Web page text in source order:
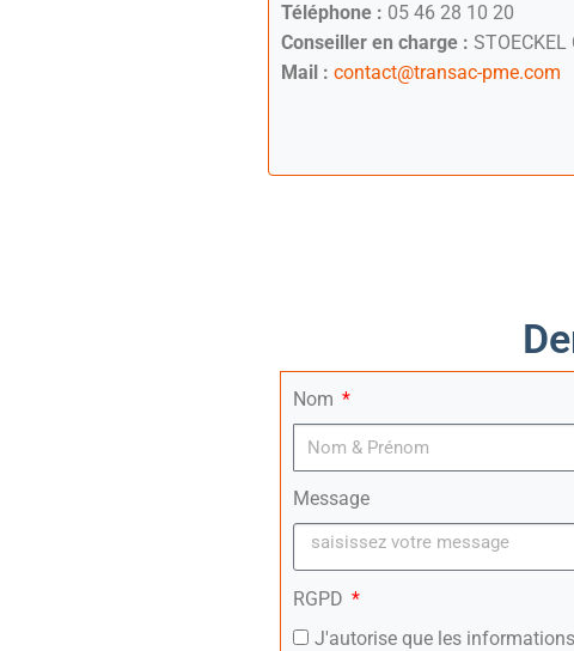
Téléphone : 05 46 28 10 20
Conseiller en charge : STOECKEL
Mail : contact@transac-pme.com
Nom
Message
RGPD
J'autorise que les